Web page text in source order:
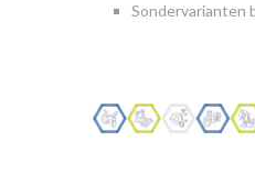
Sondervarianten